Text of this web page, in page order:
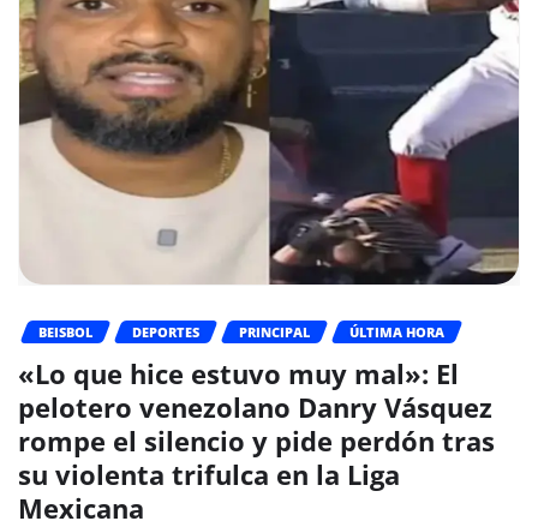
BEISBOL DEPORTES PRINCIPAL ÚLTIMA HORA
«Lo que hice estuvo muy mal»: El
pelotero venezolano Danry Vásquez
rompe el silencio y pide perdón tras
su violenta trifulca en la Liga
Mexicana